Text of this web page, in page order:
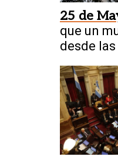
25 de
que un
desde